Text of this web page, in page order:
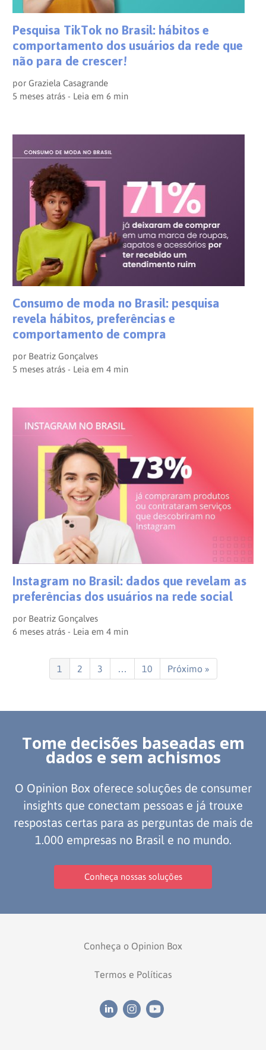
Pesquisa TikTok no Brasil: hábitos e
comportamento dos usuários da rede que
não para de crescer!
por Graziela Casagrande
5 meses atrás - Leia em6 min
Consumo de moda no Brasil: pesquisa
revela hábitos, preferências e
comportamento de compra
por Beatriz Gonçalves
5 meses atrás - Leia em4 min
Instagram no Brasil: dados que revelam as
preferências dos usuários na rede social
por Beatriz Gonçalves
6 meses atrás - Leia em4 min
1 2 3 … 10 Próximo »
Tome decisões baseadas em
dados e sem achismos
O Opinion Box oferece soluções de consumer
insights que conectam pessoas e já trouxe
respostas certas para as perguntas de mais de
1.000 empresas no Brasil e no mundo.
Conheça nossas soluções
Conheça o Opinion Box
Termos e Políticas